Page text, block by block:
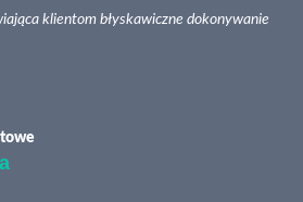
klientom błyskawiczne dokonywanie